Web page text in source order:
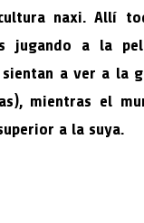
naxi. Allí
jugando a la
a ver a la
mientras el
a la suya.